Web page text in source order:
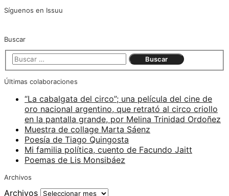
Síguenos en Issuu
Buscar
Últimas colaboraciones
“La cabalgata del circo”; una película del cine de
oro nacional argentino, que retrató al circo criollo
en la pantalla grande, por Melina Trinidad Ordoñez
Muestra de collage Marta Sáenz
Poesía de Tiago Quingosta
Mi familia política, cuento de Facundo Jaitt
Poemas de Lis Monsibáez
Archivos
Archivos